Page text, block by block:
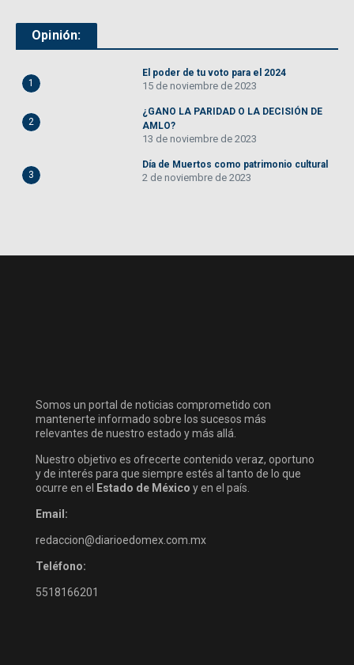
Opinión:
1
El poder de tu voto para el 2024
15 de noviembre de 2023
2
¿GANO LA PARIDAD O LA DECISIÓN DE
AMLO?
13 de noviembre de 2023
3
Día de Muertos como patrimonio cultural
2 de noviembre de 2023
Somos un portal de noticias comprometido con
mantenerte informado sobre los sucesos más
relevantes de nuestro estado y más allá.
Nuestro objetivo es ofrecerte contenido veraz, oportuno
y de interés para que siempre estés al tanto de lo que
ocurre en el
Estado de México y en el país.
Email:
redaccion@diarioedomex.com.mx
Teléfono:
5518166201